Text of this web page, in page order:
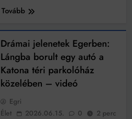
Tovább
Drámai jelenetek Egerben:
Lángba borult egy autó a
Katona téri parkolóház
közelében – videó
Egri
Élet
2026.06.15. 0 2 perc